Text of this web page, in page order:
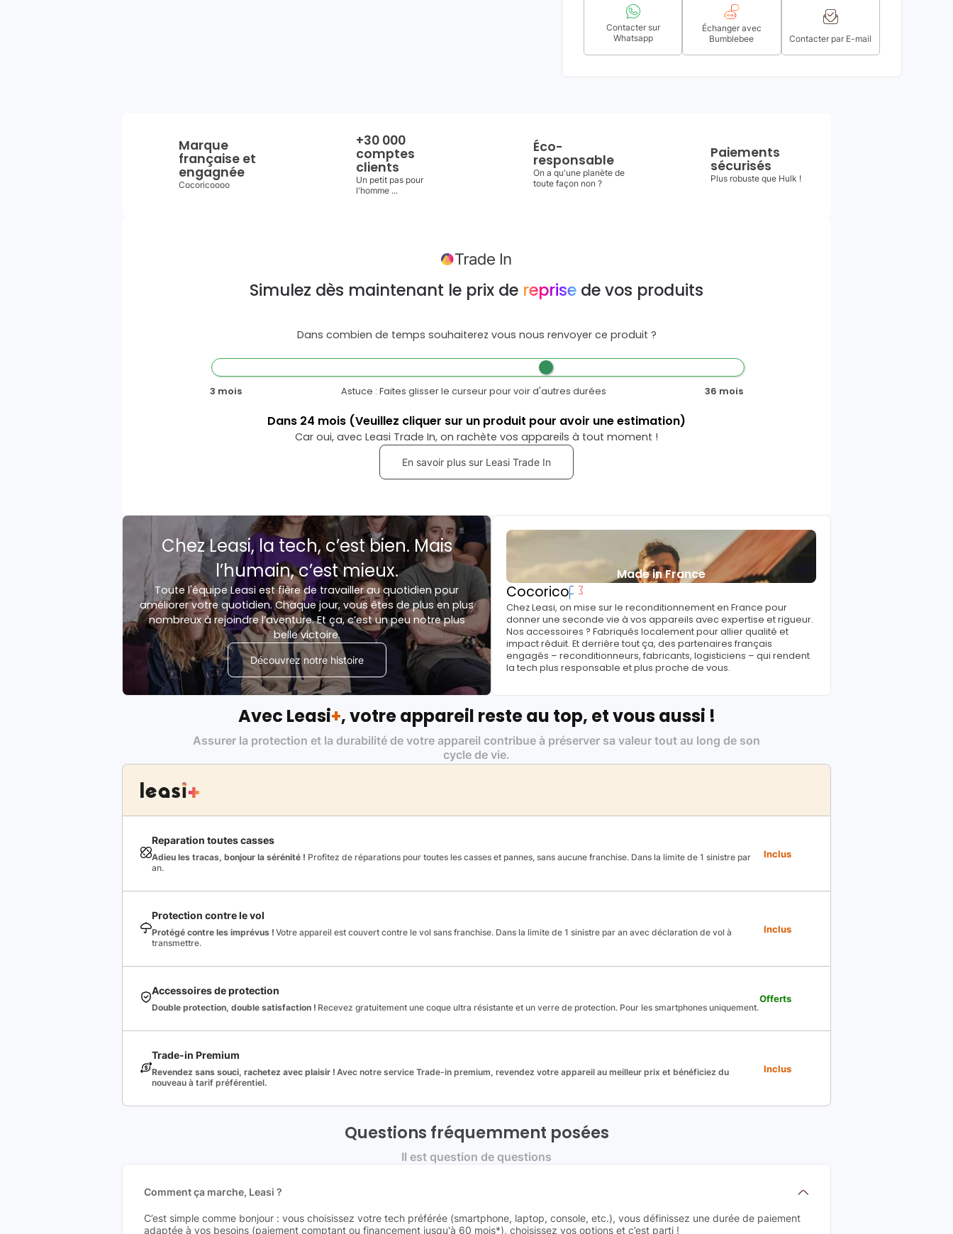
Contacter sur
Whatsapp
Échanger avec
Bumblebee
Contacter par E-mail
Marque
française et
engagnée
Cocoricoooo
+30 000
comptes
clients
Un petit pas pour
l'homme ...
Éco-
responsable
On a qu'une planète de
toute façon non ?
Paiements
sécurisés
Plus robuste que Hulk !
Simulez dès maintenant le prix de reprise de vos produits
Dans combien de temps souhaiterez vous nous renvoyer ce produit ?
3 mois Astuce : Faites glisser le curseur pour voir d'autres durées 36 mois
Dans 24 mois (Veuillez cliquer sur un produit pour avoir une estimation)
Car oui, avec Leasi Trade In, on rachète vos appareils à tout moment !
En savoir plus sur Leasi Trade In
Chez Leasi, la tech, c’est bien. Mais
l’humain, c’est mieux.
Toute l'équipe Leasi est fière de travailler au quotidien pour
améliorer votre quotidien. Chaque jour, vous êtes de plus en plus
nombreux à rejoindre l’aventure. Et ça, c’est un peu notre plus
belle victoire.
Découvrez notre histoire
Made in France
Cocorico
Chez Leasi, on mise sur le reconditionnement en France pour
donner une seconde vie à vos appareils avec expertise et rigueur.
Nos accessoires ? Fabriqués localement pour allier qualité et
impact réduit. Et derrière tout ça, des partenaires français
engagés – reconditionneurs, fabricants, logisticiens – qui rendent
la tech plus responsable et plus proche de vous.
Avec Leasi+, votre appareil reste au top, et vous aussi !
Assurer la protection et la durabilité de votre appareil contribue à préserver sa valeur tout au long de son
cycle de vie.
Reparation toutes casses
Adieu les tracas, bonjour la sérénité ! Profitez de réparations pour toutes les casses et pannes, sans aucune franchise. Dans la limite de 1 sinistre par
an.
Inclus
Protection contre le vol
Protégé contre les imprévus ! Votre appareil est couvert contre le vol sans franchise. Dans la limite de 1 sinistre par an avec déclaration de vol à
transmettre.
Inclus
Accessoires de protection
Double protection, double satisfaction ! Recevez gratuitement une coque ultra résistante et un verre de protection. Pour les smartphones uniquement.
Offerts
Trade-in Premium
Revendez sans souci, rachetez avec plaisir ! Avec notre service Trade-in premium, revendez votre appareil au meilleur prix et bénéficiez du
nouveau à tarif préférentiel.
Inclus
Questions fréquemment posées
Il est question de questions
Comment ça marche, Leasi ?
C’est simple comme bonjour : vous choisissez votre tech préférée (smartphone, laptop, console, etc.), vous définissez une durée de paiement
adaptée à vos besoins (paiement comptant ou financement jusqu'à 60 mois*), choisissez vos options et c’est parti !